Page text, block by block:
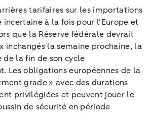
tarifaires sur les importations
à la fois pour l’Europe et
que la Réserve fédérale devrait
inchangés la semaine prochaine, la
de la fin de son cycle
Les obligations européennes de la
grade » avec des durations
privilégiées et peuvent jouer le
de sécurité en période